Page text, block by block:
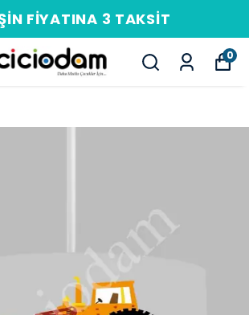
FIYATINA 3 TAKSIT
0